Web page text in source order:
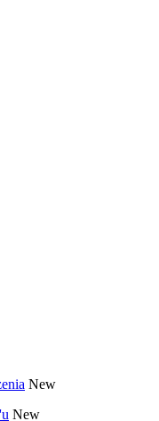
New
New